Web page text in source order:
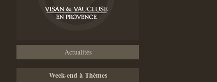
Actualités
Week-end à Thèmes